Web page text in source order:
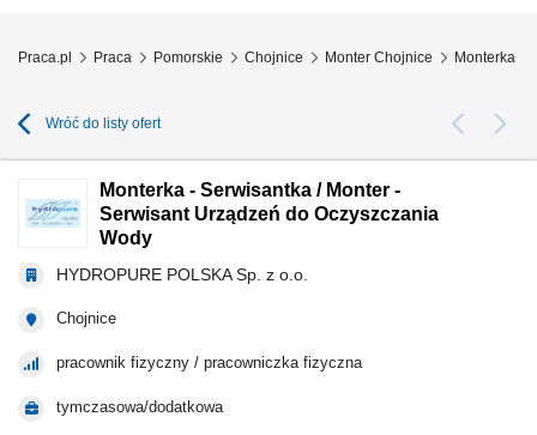
Praca.pl Praca Pomorskie Chojnice Monter Chojnice Monterka -
Wróć do listy ofert
Monterka - Serwisantka / Monter -
Serwisant Urządzeń do Oczyszczania
Wody
HYDROPURE POLSKA Sp. z o.o.
Chojnice
pracownik fizyczny / pracowniczka fizyczna
tymczasowa/dodatkowa